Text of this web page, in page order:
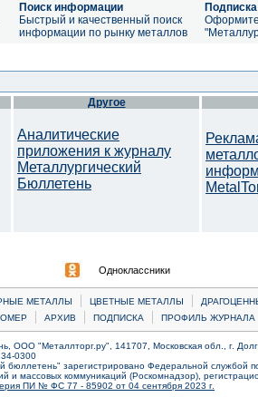
Поиск информации
Быстрый и качественный поиск
информации по рынку металлов
Другое
Аналитические
приложения к журналу
Металлургический
Бюллетень
Одноклассники
МЕТАЛЛЫ | ЦВЕТНЫЕ МЕТАЛЛЫ |
| АРХИВ | ПОДПИСКА | ПРОФИЛЬ ЖУРНАЛА
ООО "Металлторг.ру", 141707, Московская обл., г.
0300
бюллетень" зарегистрировано Федеральной службой
и массовых коммуникаций (Роскомнадзор),
ПИ № ФС 77 - 85902 от 04 сентября 2023 г.